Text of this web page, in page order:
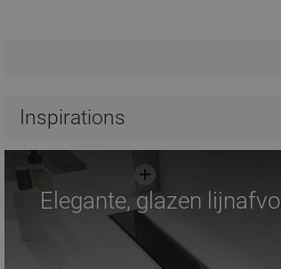
Inspirations
Elegante, glazen